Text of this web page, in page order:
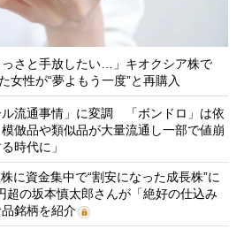
っさと手放したい…」キオクシア株で
女性が“夢よもう一度”と再購入
流通事情」に変調 「ボンドロ」は依
倣品や類似品が大量流通し一部で値崩
時代に」
に資金集中で“割安になった成長株”に
の坂本慎太郎さんが「絶好の仕込み
銘柄を紹介